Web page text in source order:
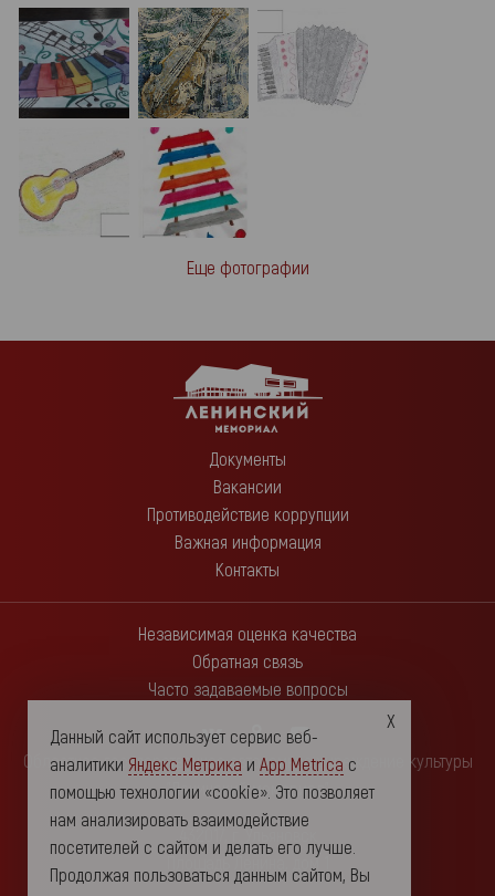
Еще фотографии
Документы
Вакансии
Противодействие коррупции
Важная информация
Контакты
Независимая оценка качества
Обратная связь
Часто задаваемые вопросы
Областное государственное автономное учреждение культуры
"Ленинский мемориал"
432017, г. Ульяновск
Площадь Ленина, дом 1
Данный сайт использует сервис веб-
аналитики Яндекс Метрика и App Metrica с
помощью технологии «cookie». Это позволяет
нам анализировать взаимодействие
посетителей с сайтом и делать его лучше.
Продолжая пользоваться данным сайтом, Вы